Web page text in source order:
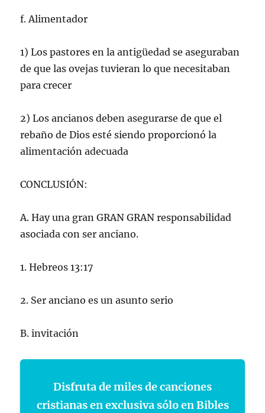
f. Alimentador
1) Los pastores en la antigüedad se aseguraban
de que las ovejas tuvieran lo que necesitaban
para crecer
2) Los ancianos deben asegurarse de que el
rebaño de Dios esté siendo proporcionó la
alimentación adecuada
CONCLUSIÓN:
A. Hay una gran GRAN GRAN responsabilidad
asociada con ser anciano.
1. Hebreos 13:17
2. Ser anciano es un asunto serio
B. invitación
Disfruta de miles de canciones
cristianas en exclusiva sólo en Bibles